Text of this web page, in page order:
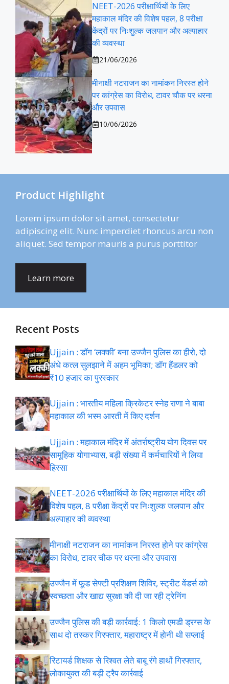
NEET-2026 परीक्षार्थियों के लिए
महाकाल मंदिर की विशेष पहल, 8 परीक्षा
केंद्रों पर निःशुल्क जलपान और अल्पाहार
की व्यवस्था
21/06/2026
मीनाक्षी नटराजन का नामांकन निरस्त होने
पर कांग्रेस का विरोध, टावर चौक पर धरना
और उपवास
10/06/2026
Product Highlight
Lorem ipsum dolor sit amet, consectetur
adipiscing elit. Nunc imperdiet rhoncus arcu non
aliquet. Sed tempor mauris a purus porttitor
Learn more
Recent Posts
Ujjain : डॉग ‘लक्की’ बना उज्जैन पुलिस का हीरो, दो
अंधे कत्ल सुलझाने में अहम भूमिका; डॉग हैंडलर को
₹10 हजार का पुरस्कार
Ujjain : भारतीय महिला क्रिकेटर स्नेह राणा ने बाबा
महाकाल की भस्म आरती में किए दर्शन
Ujjain : महाकाल मंदिर में अंतर्राष्ट्रीय योग दिवस पर
सामूहिक योगाभ्यास, बड़ी संख्या में कर्मचारियों ने लिया
हिस्सा
NEET-2026 परीक्षार्थियों के लिए महाकाल मंदिर की
विशेष पहल, 8 परीक्षा केंद्रों पर निःशुल्क जलपान और
अल्पाहार की व्यवस्था
मीनाक्षी नटराजन का नामांकन निरस्त होने पर कांग्रेस
का विरोध, टावर चौक पर धरना और उपवास
उज्जैन में फूड सेफ्टी प्रशिक्षण शिविर, स्ट्रीट वेंडर्स को
स्वच्छता और खाद्य सुरक्षा की दी जा रही ट्रेनिंग
उज्जैन पुलिस की बड़ी कार्रवाई: 1 किलो एमडी ड्रग्स के
साथ दो तस्कर गिरफ्तार, महाराष्ट्र में होनी थी सप्लाई
रिटायर्ड शिक्षक से रिश्वत लेते बाबू रंगे हाथों गिरफ्तार,
लोकायुक्त की बड़ी ट्रैप कार्रवाई